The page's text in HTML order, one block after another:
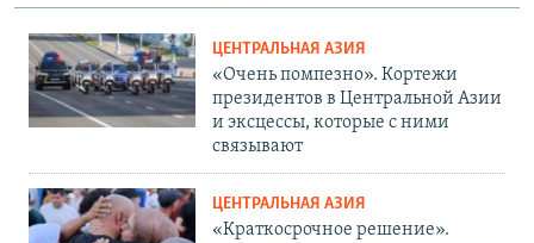
ЦЕНТРАЛЬНАЯ АЗИЯ
«Очень помпезно». Кортежи
президентов в Центральной Азии
и эксцессы, которые с ними
связывают
ЦЕНТРАЛЬНАЯ АЗИЯ
«Краткосрочное решение».